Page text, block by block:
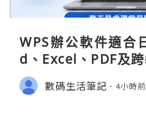
WPS辦公軟件適合
d、Excel、PDF及
數碼生活筆記 4小時前